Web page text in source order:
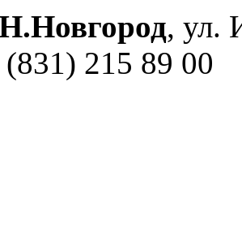
, ул.
215 89 00